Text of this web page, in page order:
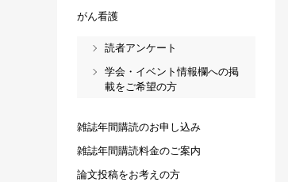
がん看護
読者アンケート
学会・イベント情報欄への掲
載をご希望の方
雑誌年間購読のお申し込み
雑誌年間購読料金のご案内
論文投稿をお考えの方